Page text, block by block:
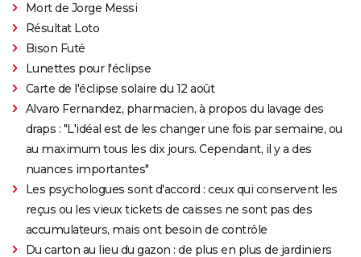
Mort de Jorge Messi
Résultat Loto
Bison Futé
Lunettes pour l'éclipse
Carte de l'éclipse solaire du 12 août
Alvaro Fernandez, pharmacien, à propos du lavage des
draps : "L'idéal est de les changer une fois par semaine, ou
au maximum tous les dix jours. Cependant, il y a des
nuances importantes"
Les psychologues sont d'accord : ceux qui conservent les
reçus ou les vieux tickets de caisses ne sont pas des
accumulateurs, mais ont besoin de contrôle
Du carton au lieu du gazon : de plus en plus de jardiniers